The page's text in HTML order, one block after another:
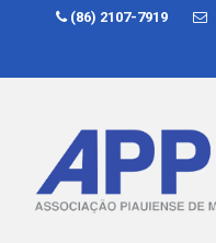
(86) 2107-7919